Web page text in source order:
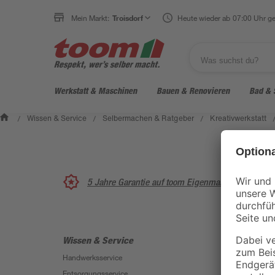
Mein Markt: Troisdorf Heute wieder ab 07:00 Uhr
Werkstatt & Maschinen Bauen & Renovieren Bad &
/ Wissen & Service / Selbermachen & Ratgeber / Kreativwerkstatt
5 Jahre Garantie auf toom Eigenmarken
Wissen & Service
Handwerksservice
Über uns